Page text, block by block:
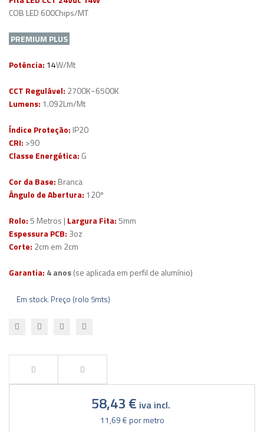
COB LED 600Chips/MT
PREMIUM PLUS
Potência: 14W/Mt
CCT Regulável: 2700K~6500K
Lumens: 1.092Lm/Mt
Índice Proteção: IP20
CRI: >90
Classe Energética: G
Cor da Base: Branca
Ângulo de Abertura: 120º
Rolo:5 Metros | Largura Fita:5mm
Espessura PCB: 3oz
Corte: 2cm em 2cm
Garantia: 4anos(se aplicada em perfil de alumínio)
Em stock. Preço (rolo 5mts)
58,43 € iva incl.
11,69 €por metro